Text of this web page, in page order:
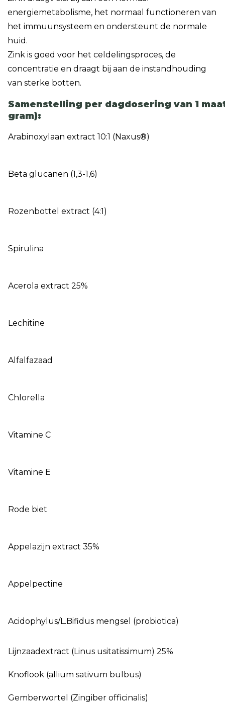
energiemetabolisme, het normaal functioneren van
het immuunsysteem en ondersteunt de normale
huid.
Zink is goed voor het celdelingsproces, de
concentratie en draagt bij aan de instandhouding
van sterke botten.
Samenstelling per dagdosering van 1
gram):
Arabinoxylaan extract 10:1 (Naxus®)
Beta glucanen (1,3-1,6)
Rozenbottel extract (4:1)
Spirulina
Acerola extract 25%
Lechitine
Alfalfazaad
Chlorella
Vitamine C
Vitamine E
Rode biet
Appelazijn extract 35%
Appelpectine
Acidophylus/L.Bifidus mengsel (probiotica)
Lijnzaadextract (Linus usitatissimum) 25%
Knoflook (allium sativum bulbus)
Gemberwortel (Zingiber officinalis)